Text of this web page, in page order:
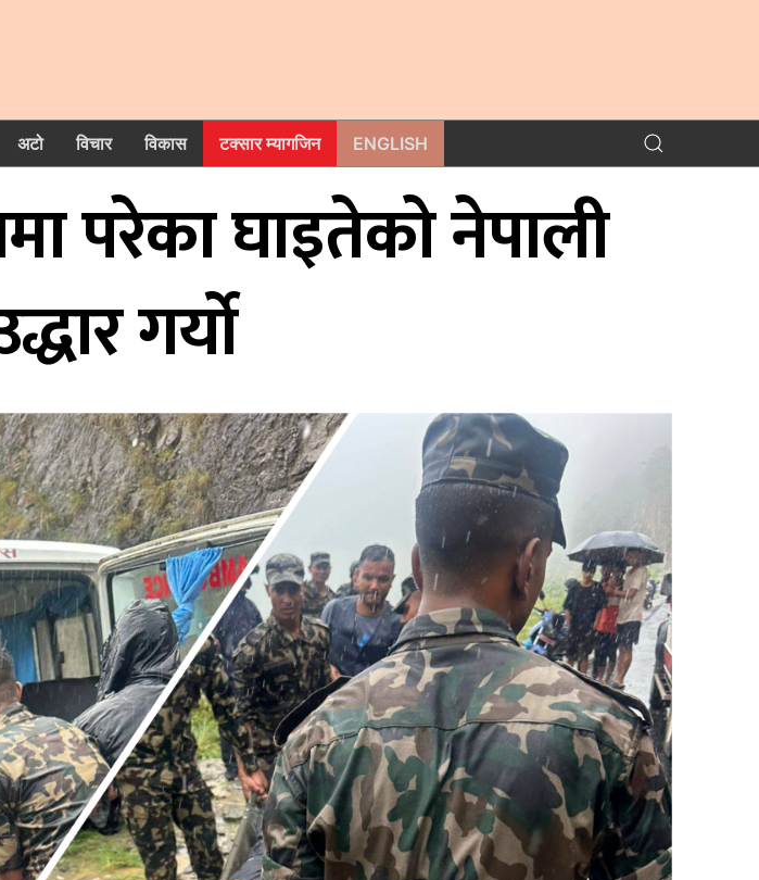
अटो विचार विकास टक्सार म्यागजिन ENGLISH
परेका घाइतेको नेपाली
गर्यो